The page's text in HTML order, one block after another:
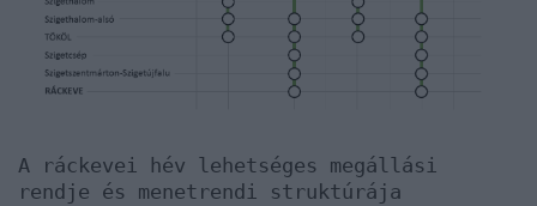
A ráckevei hév lehetséges megállási
rendje és menetrendi struktúrája